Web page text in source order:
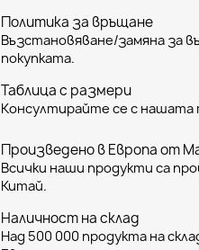
Политика за връщане
Възстановяване/замяна за
покупката.
Таблица с размери
Консултирайте се с нашата
Произведено в Европа от
Всички наши продукти са
Китай.
Наличност на склад
Над 500 000 продукта на